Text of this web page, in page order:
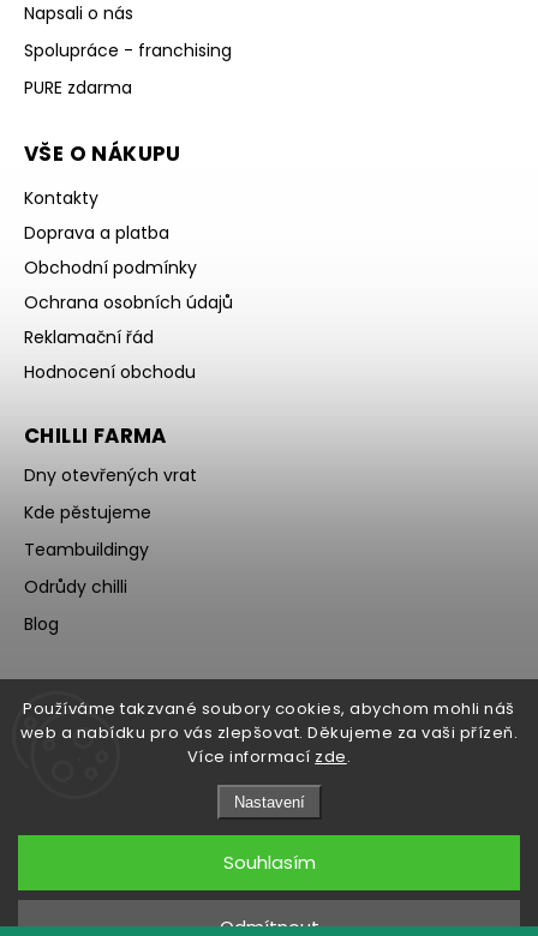
Používáme takzvané soubory cookies, abychom mohli náš
web a nabídku pro vás zlepšovat. Děkujeme za vaši přízeň.
Více informací zde.
Nastavení
Odmítnout
Souhlasím
Napsali o nás
Spolupráce - franchising
PURE zdarma
VŠE O NÁKUPU
Kontakty
Doprava a platba
Obchodní podmínky
Ochrana osobních údajů
Reklamační řád
Hodnocení obchodu
CHILLI FARMA
Dny otevřených vrat
Kde pěstujeme
Teambuildingy
Odrůdy chilli
Blog
Upravit nastavení cookies